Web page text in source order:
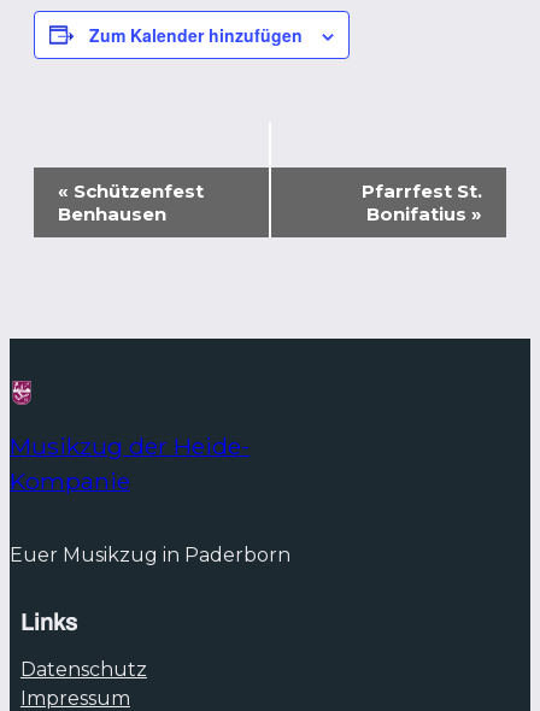
Zum Kalender hinzufügen
Veranstaltung-
Navigation
« Schützenfest
Benhausen
Pfarrfest St.
Bonifatius »
Musikzug der Heide-
Kompanie
Euer Musikzug in Paderborn
Links
Datenschutz
Impressum